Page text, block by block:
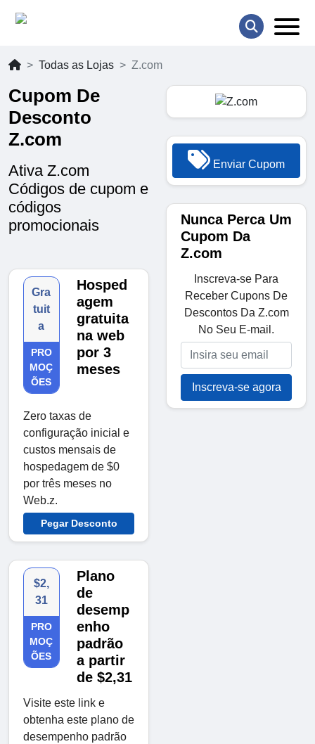
Todas as Lojas Z.com
Cupom De
Desconto
Z.com
Ativa Z.com
Códigos de cupom e
códigos
promocionais
Gra
tuit
a
PRO
MOÇ
ÕES
Hosped
agem
gratuita
na web
por 3
meses
Zero taxas de
configuração inicial e
custos mensais de
hospedagem de $0
por três meses no
Web.z.
Pegar Desconto
$2,
31
PRO
MOÇ
ÕES
Plano
de
desemp
enho
padrão
a partir
de $2,31
Visite este link e
obtenha este plano de
desempenho padrão
Enviar Cupom
Nunca Perca Um
Cupom Da
Z.com
Inscreva-se Para
Receber Cupons De
Descontos Da Z.com
No Seu E-mail.
Inscreva-se agora